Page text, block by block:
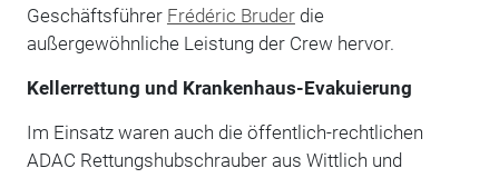
Geschäftsführer Frédéric Bruderdie
außergewöhnliche Leistung der Crew hervor.
Kellerrettung und Krankenhaus-Evakuierung
Im Einsatz waren auch die öffentlich-rechtlichen
ADAC Rettungshubschrauber aus Wittlich und